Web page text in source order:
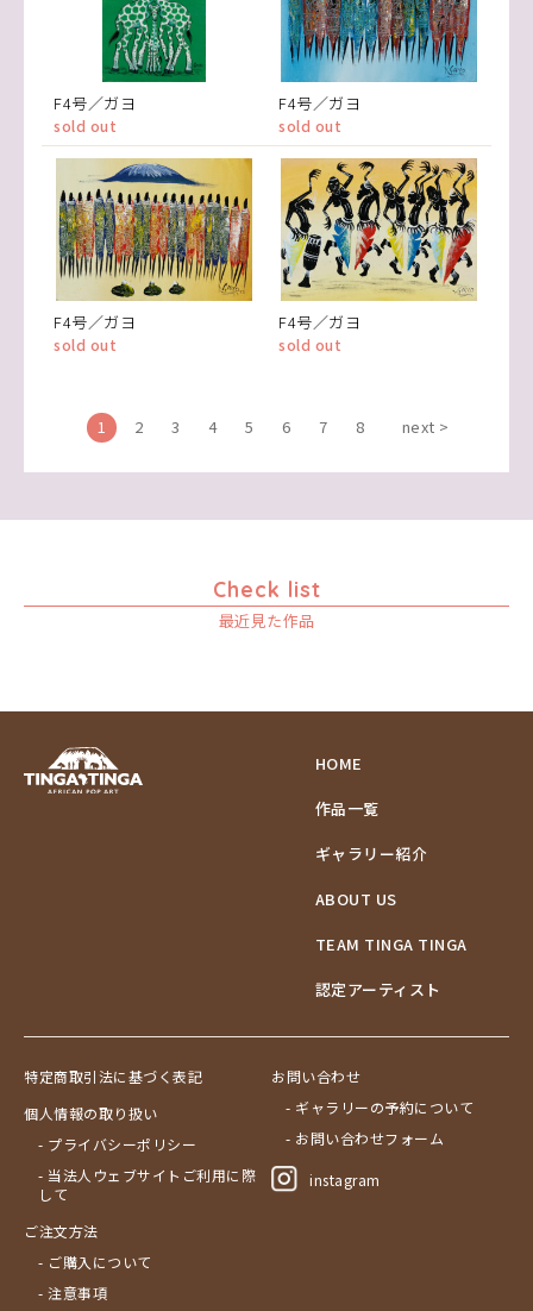
F4号／ガヨ
sold out
F4号／ガヨ
sold out
F4号／ガヨ
sold out
F4号／ガヨ
sold out
1 2 3 4 5 6 7 8 next >
Check list
最近見た作品
HOME
作品一覧
ギャラリー紹介
ABOUT US
TEAM TINGA TINGA
認定アーティスト
特定商取引法に基づく表記
個人情報の取り扱い
- プライバシーポリシー
- 当法人ウェブサイトご利用に際
して
ご注文方法
- ご購入について
- 注意事項
お問い合わせ
- ギャラリーの予約について
- お問い合わせフォーム
instagram